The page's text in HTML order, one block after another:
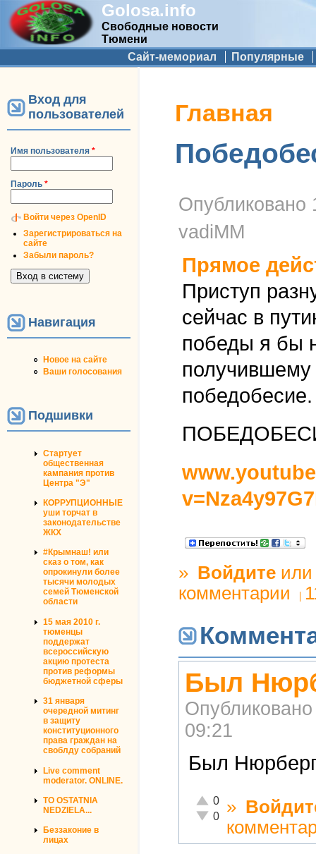
Golosa.info
Свободные новости
Тюмени
Дополнительное меню
Сайт-мемориал Популярные
Вход для
пользователей
Имя пользователя *
Пароль *
Войти через OpenID
Зарегистрироваться на
сайте
Забыли пароль?
Навигация
Новое на сайте
Ваши голосования
Подшивки
Стартует
общественная
кампания против
Центра "Э"
КОРРУПЦИОННЫЕ
уши торчат в
законодательстве
ЖКХ
#Крымнаш! или
сказ о том, как
опрокинули более
тысячи молодых
семей Тюменской
области
15 мая 2010 г.
тюменцы
поддержат
всероссийскую
акцию протеста
против реформы
бюджетной сферы
31 января
очередной митинг
в защиту
конституционного
права граждан на
своблду собраний
Live comment
moderator. ONLINE.
TO OSTATNIA
NEDZIELA...
Беззаконие в
лицах
Вы здесь
Главная
Опубликовано
vadiMM
Прямое
Приступ
сейчас в
победы я бы
получившему
победобесие.
» Войдите
комментарии
Был
09:21
Был
Отлично!
0
Неадекватно!
0 »